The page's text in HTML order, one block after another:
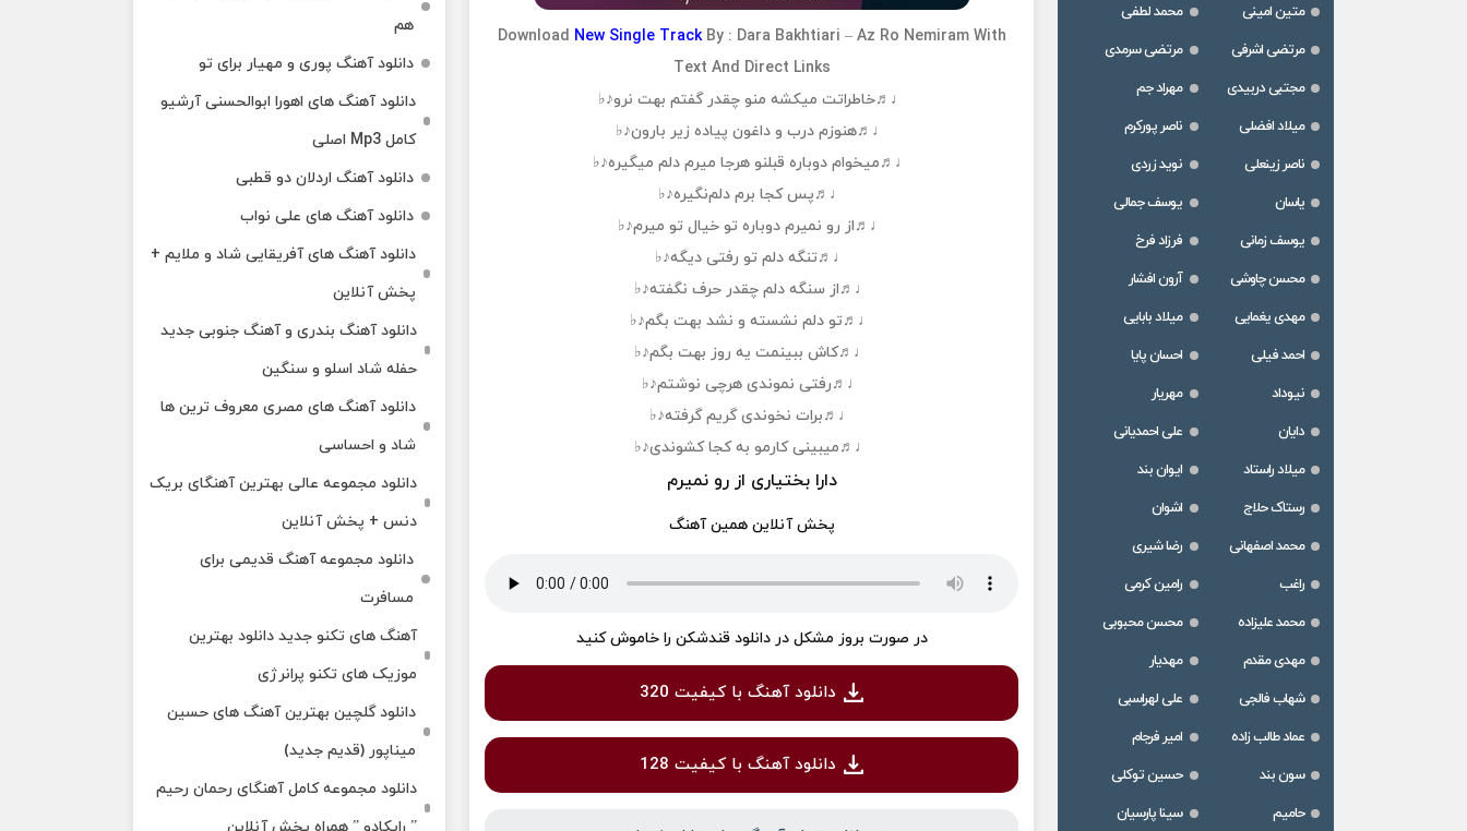
Download New Single TrackBy : Dara Bakhtiari – Az Ro Nemiram With
Text And Direct Links
♩♬خاطراتت میکشه منو چقدر گفتم بهت نرو♪♭
♩♬هنوزم درب و داغون پیاده زیر بارون♪♭
♩♬میخوام دوباره قبلنو هرجا میرم دلم میگیره♪♭
♩♬پس کجا برم دلم‌نگیره♪♭
♩♬از رو نمیرم دوباره تو خیال تو میرم♪♭
♩♬تنگه دلم تو رفتی دیگه♪♭
♩♬از سنگه دلم چقدر حرف نگفته♪♭
♩♬تو دلم نشسته و نشد بهت بگم♪♭
♩♬کاش ببینمت یه روز بهت بگم♪♭
♩♬رفتی نموندی هرچی نوشتم♪♭
♩♬برات نخوندی گریم گرفته♪♭
♩♬میبینی کارمو به کجا کشوندی♪♭
دارا بختیاری از رو نمیرم
پخش آنلاین همین آهنگ
در صورت بروز مشکل در دانلود قندشکن را خاموش کنید
دانلود آهنگ با کیفیت 320
دانلود آهنگ با کیفیت 128
متین امینی
محمد لطفی
مرتضی اشرفی
مرتضی سرمدی
مجتبی دربیدی
مهراد جم
میلاد افضلی
ناصر پورکرم
ناصر زینعلی
نوید زردی
یاسان
یوسف جمالی
یوسف زمانی
فرزاد فرخ
محسن چاوشی
آرون افشار
مهدی یغمایی
میلاد بابایی
احمد فیلی
احسان پایا
نیوداد
مهریار
دایان
علی احمدیانی
میلاد راستاد
ایوان بند
رستاک حلاج
اشوان
محمد اصفهانی
رضا شیری
راغب
رامین کرمی
محمد علیزاده
محسن محبوبی
مهدی مقدم
مهدیار
شهاب فالجی
علی لهراسبی
عماد طالب زاده
امیر فرجام
سون بند
حسین توکلی
حامیم
سینا پارسیان
هم
دانلود آهنگ پوری و مهیار برای تو
دانلود آهنگ های اهورا ابوالحسنی آرشیو
کامل Mp3 اصلی
دانلود آهنگ اردلان دو قطبی
دانلود آهنگ های علی نواب
دانلود آهنگ های آفریقایی شاد و ملایم +
پخش آنلاین
دانلود آهنگ بندری و آهنگ جنوبی جدید
حفله شاد اسلو و سنگین
دانلود آهنگ های مصری معروف ترین ها
شاد و احساسی
دانلود مجموعه عالی بهترین آهنگای بریک
دنس + پخش آنلاین
دانلود مجموعه آهنگ قدیمی برای
مسافرت
آهنگ های تکنو جدید دانلود بهترین
موزیک های تکنو پرانرژی
دانلود گلچین بهترین آهنگ های حسین
میناپور (قدیم جدید)
دانلود مجموعه کامل آهنگای رحمان رحیم